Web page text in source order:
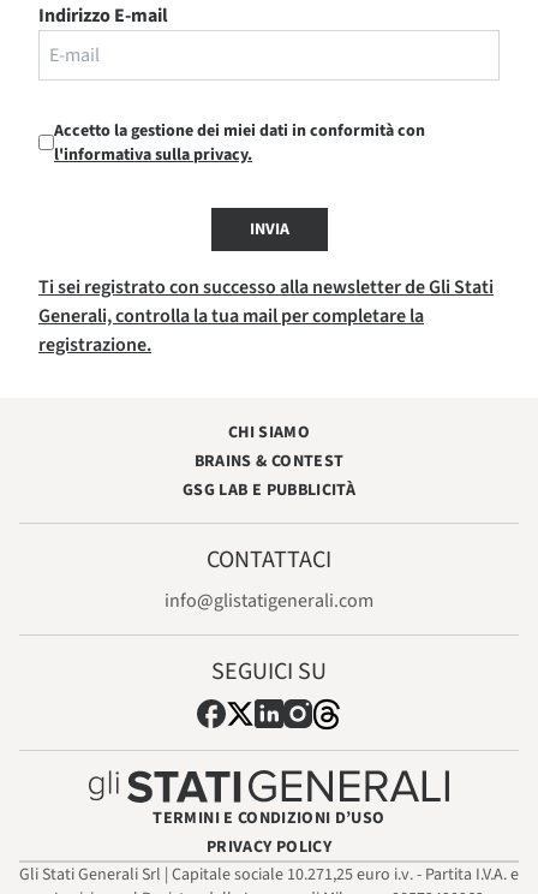
Indirizzo E-mail
Accetto la gestione dei miei dati in conformità con
l'informativa sulla privacy.
INVIA
Ti sei registrato con successo alla newsletter de Gli Stati
Generali, controlla la tua mail per completare la
registrazione.
CHI SIAMO
BRAINS & CONTEST
GSG LAB E PUBBLICITÀ
CONTATTACI
info@glistatigenerali.com
SEGUICI SU
TERMINI E CONDIZIONI D’USO
PRIVACY POLICY
Gli Stati Generali Srl | Capitale sociale 10.271,25 euro i.v. - Partita I.V.A. e